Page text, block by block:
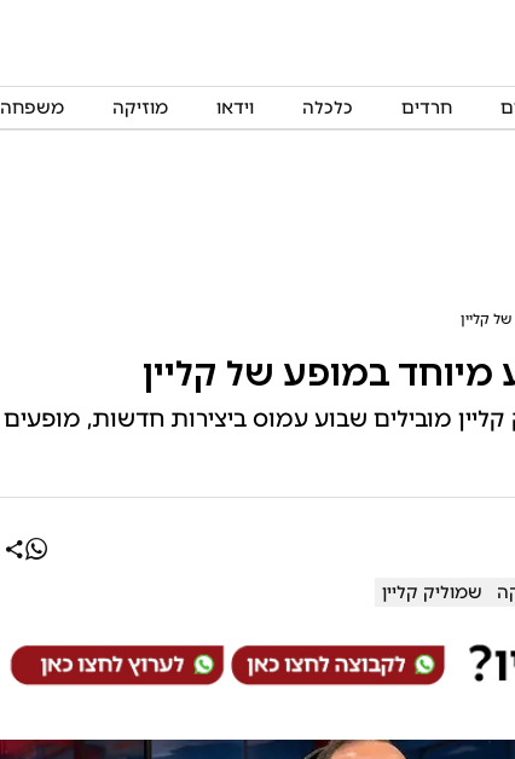
חרדים כלכלה וידאו מוזיקה משפחה
קליין
במופע של קליין
מובילים שבוע עמוס ביצירות חדשות, מופעים
שמוליק קליין